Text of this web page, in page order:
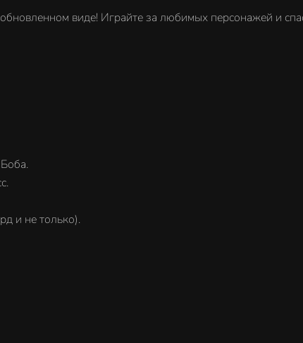
виде! Играйте за любимых персонажей и
и не только).